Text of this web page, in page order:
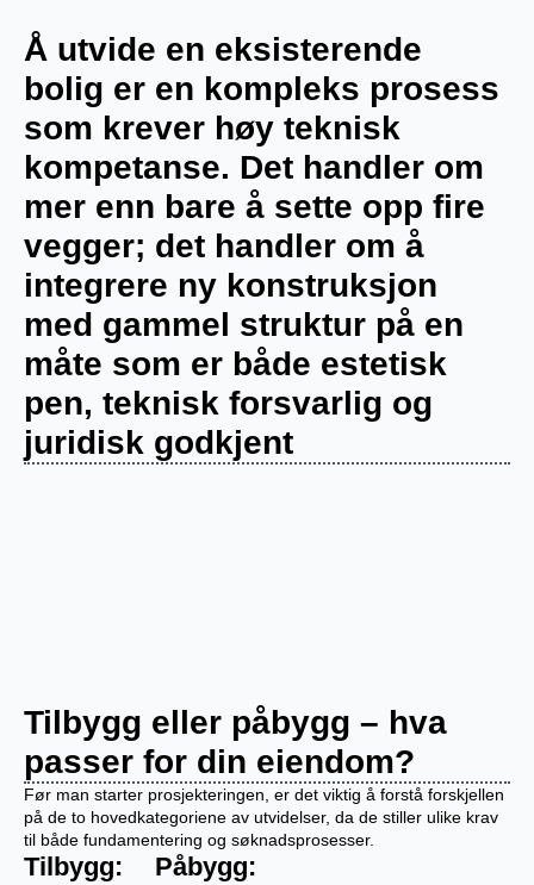
Å utvide en eksisterende
bolig er en kompleks prosess
som krever høy teknisk
kompetanse. Det handler om
mer enn bare å sette opp fire
vegger; det handler om å
integrere ny konstruksjon
med gammel struktur på en
måte som er både estetisk
pen, teknisk forsvarlig og
juridisk godkjent
Tilbygg eller påbygg – hva
passer for din eiendom?
Før man starter prosjekteringen, er det viktig å forstå forskjellen
på de to hovedkategoriene av utvidelser, da de stiller ulike krav
til både fundamentering og søknadsprosesser.
Tilbygg:
Påbygg: